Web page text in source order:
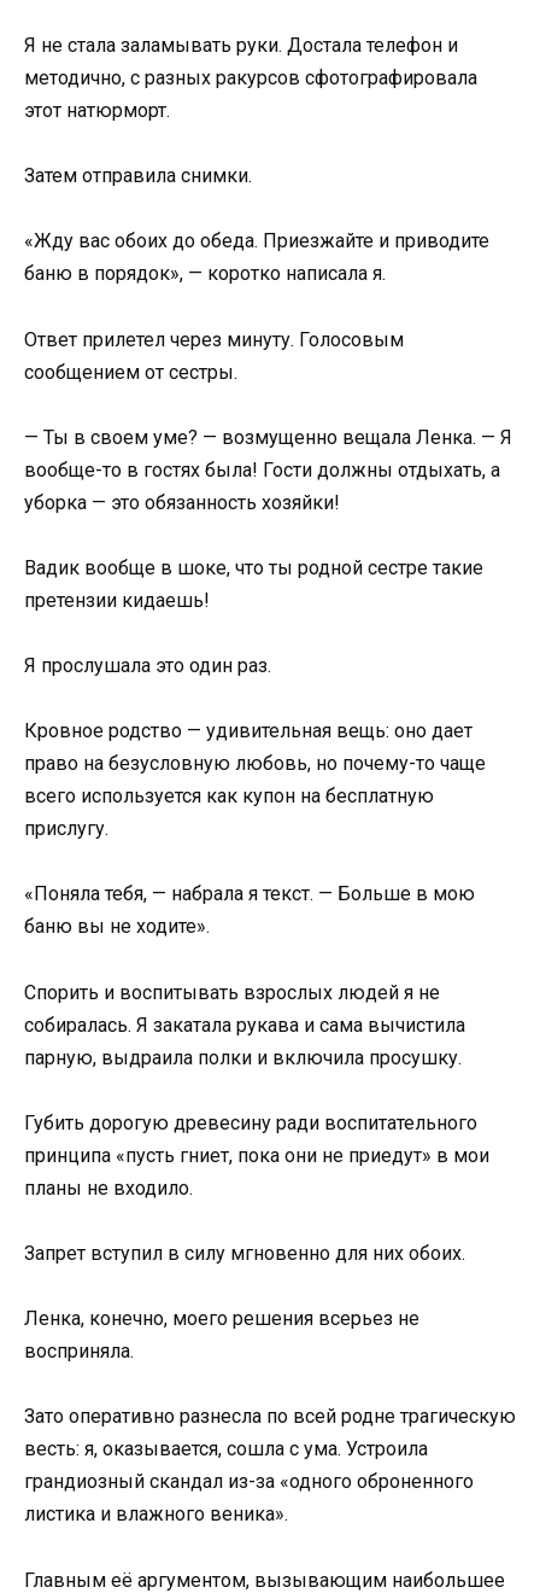
Я не стала заламывать руки. Достала телефон и
методично, с разных ракурсов сфотографировала
этот натюрморт.
Затем отправила снимки.
«Жду вас обоих до обеда. Приезжайте и приводите
баню в порядок», — коротко написала я.
Ответ прилетел через минуту. Голосовым
сообщением от сестры.
— Ты в своем уме? — возмущенно вещала Ленка. — Я
вообще-то в гостях была! Гости должны отдыхать, а
уборка — это обязанность хозяйки!
Вадик вообще в шоке, что ты родной сестре такие
претензии кидаешь!
Я прослушала это один раз.
Кровное родство — удивительная вещь: оно дает
право на безусловную любовь, но почему-то чаще
всего используется как купон на бесплатную
прислугу.
«Поняла тебя, — набрала я текст. — Больше в мою
баню вы не ходите».
Спорить и воспитывать взрослых людей я не
собиралась. Я закатала рукава и сама вычистила
парную, выдраила полки и включила просушку.
Губить дорогую древесину ради воспитательного
принципа «пусть гниет, пока они не приедут» в мои
планы не входило.
Запрет вступил в силу мгновенно для них обоих.
Ленка, конечно, моего решения всерьез не
восприняла.
Зато оперативно разнесла по всей родне трагическую
весть: я, оказывается, сошла с ума. Устроила
грандиозный скандал из-за «одного оброненного
листика и влажного веника».
Главным её аргументом, вызывающим наибольшее